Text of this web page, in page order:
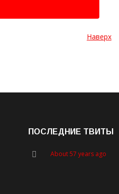
Наверх
ПОСЛЕДНИЕ ТВИТЫ
About 57 years ago